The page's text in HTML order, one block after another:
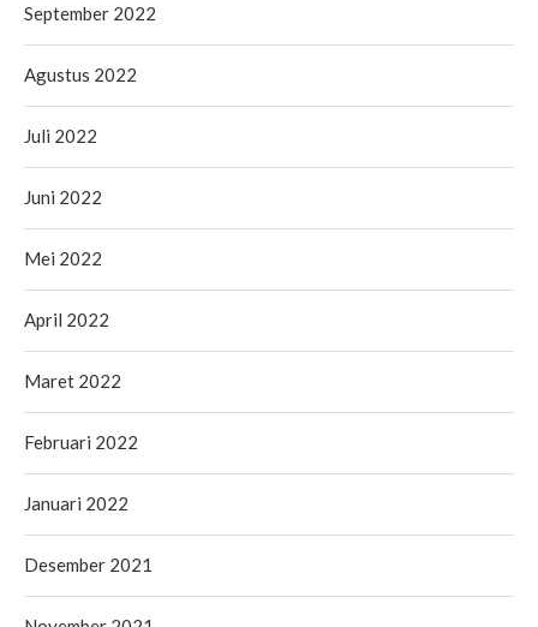
September 2022
Agustus 2022
Juli 2022
Juni 2022
Mei 2022
April 2022
Maret 2022
Februari 2022
Januari 2022
Desember 2021